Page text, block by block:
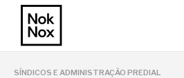
SÍNDICOS E ADMINISTRAÇÃO PREDIAL